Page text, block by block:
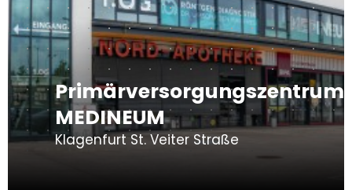
Primärversorgungszentrum
MEDINEUM
Klagenfurt St. Veiter Straße